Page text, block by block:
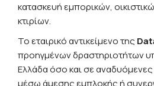
κατασκευή εμπορικών,
κτιρίων.
Το εταιρικό αντικείμενο της
προηγμένων δραστηριοτήτων
Ελλάδα όσο και σε
μέσω άμεσης εμπλοκής ή